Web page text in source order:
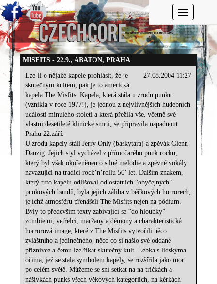
Toggle
MISFITS - 22.9., ABATON, PRAHA
27.08.2004 11:27
Lze-li o nějaké kapele prohlásit, že je
skutečným kultem, pak je to americká
kapela The Misfits. Kapela, která stála u zrodu punku
(vznikla v roce 1977!), je jednou z nejvlivnějších hudebních
událostí minulého století a která přežila vše, včetně své
vlastni desetileté klinické smrti, se připravila napadnout
Prahu 22.září.
U zrodu kapely stáli Jerry Only (baskytara) a zpěvák Glenn
Danzig. Jejich styl vycházel z přímočarého punk rocku,
který byl však okořeněnen o silné melodie a zpěvné vokály
navazující na tradici rock’n’rollu 50’ let. Dalším znakem,
který tuto kapelu odlišoval od ostatních “obyčejných”
punkových bandů, byla jejich záliba v béčkových horrorech,
jejichž atmosféru přenášeli The Misfits nejen na pódium.
Byly to především texty zabívající se “do hloubky”
zombiemi, vetřelci, mar?any a démony a charakteristická
horrorová image, které z The Misfits vytvořili něco
zvláštního a jedinečného, něco co si našlo své oddané
příznivce a čemu lze říkat skutečný kult. Lebka s lidskýma
očima, jež se stala symbolem kapely, se rozšířila jako mor
po celém světě. Můžeme se sní setkat na na tričkách a
nášivkách punks všech věkových kategoriích, na kérkách